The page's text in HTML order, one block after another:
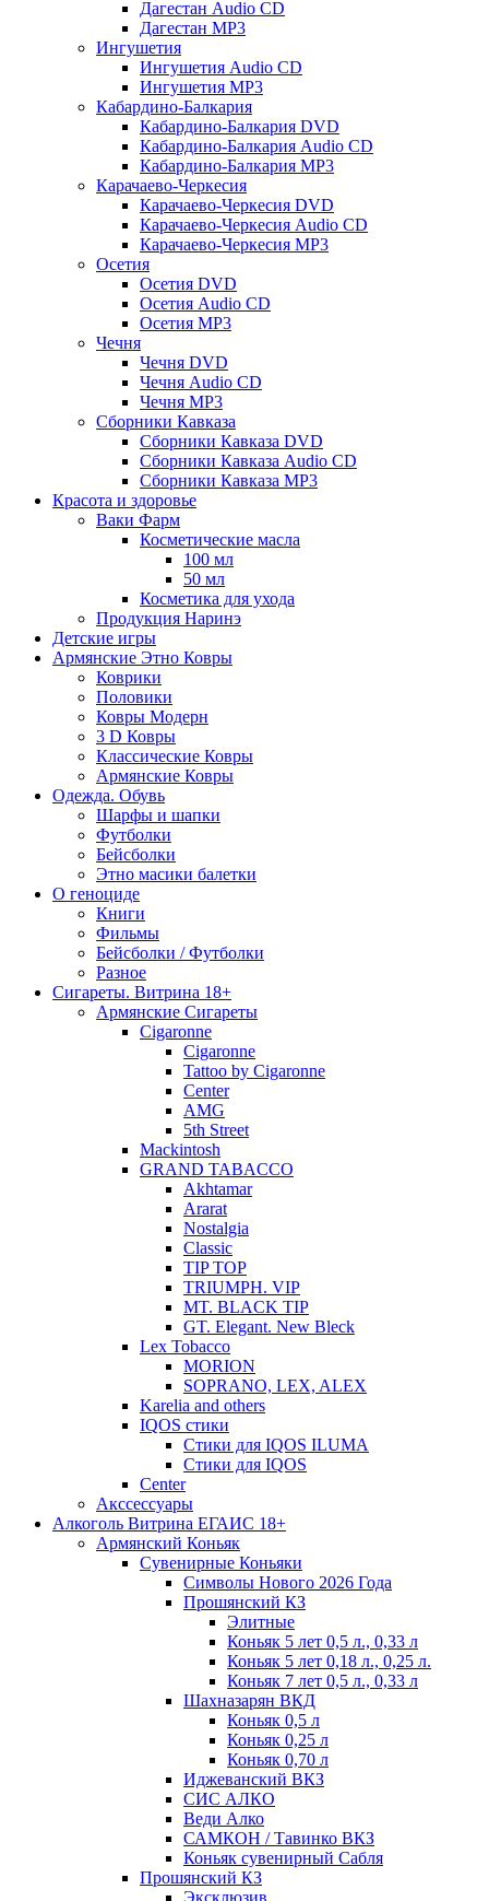
Дагестан Audio CD
Дагестан MP3
Ингушетия
Ингушетия Audio CD
Ингушетия MP3
Кабардино-Балкария
Кабардино-Балкария DVD
Кабардино-Балкария Audio CD
Кабардино-Балкария MP3
Карачаево-Черкесия
Карачаево-Черкесия DVD
Карачаево-Черкесия Audio CD
Карачаево-Черкесия MP3
Осетия
Осетия DVD
Осетия Audio CD
Осетия MP3
Чечня
Чечня DVD
Чечня Audio CD
Чечня MP3
Сборники Кавказа
Сборники Кавказа DVD
Сборники Кавказа Audio CD
Сборники Кавказа MP3
Красота и здоровье
Ваки Фарм
Косметические масла
100 мл
50 мл
Косметика для ухода
Продукция Наринэ
Детские игры
Армянские Этно Ковры
Коврики
Половики
Ковры Модерн
3 D Ковры
Классические Ковры
Армянские Ковры
Одежда. Обувь
Шарфы и шапки
Футболки
Бейсболки
Этно масики балетки
О геноциде
Книги
Фильмы
Бейсболки / Футболки
Разное
Сигареты. Витрина 18+
Армянские Сигареты
Cigaronne
Cigaronne
Tattoo by Cigaronne
Center
AMG
5th Street
Mackintosh
GRAND TABACCO
Akhtamar
Ararat
Nostalgia
Classic
TIP TOP
TRIUMPH. VIP
MT. BLACK TIP
GT. Elegant. New Bleck
Lex Tobacco
MORION
SOPRANO, LEX, ALEX
Karelia and others
IQOS стики
Стики для IQOS ILUMA
Стики для IQOS
Сenter
Акссессуары
Алкоголь Витрина ЕГАИС 18+
Армянский Коньяк
Сувенирные Коньяки
Символы Нового 2026 Года
Прошянский КЗ
Элитные
Коньяк 5 лет 0,5 л., 0,33 л
Коньяк 5 лет 0,18 л., 0,25 л.
Коньяк 7 лет 0,5 л., 0,33 л
Шахназарян ВКД
Коньяк 0,5 л
Коньяк 0,25 л
Коньяк 0,70 л
Иджеванский ВКЗ
СИС АЛКО
Веди Алко
САМКОН / Тавинко ВКЗ
Коньяк сувенирный Сабля
Прошянский КЗ
Эксклюзив